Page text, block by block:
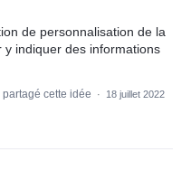
de personnalisation de la
y indiquer des informations
partagé cette idée ·
18 juillet 2022